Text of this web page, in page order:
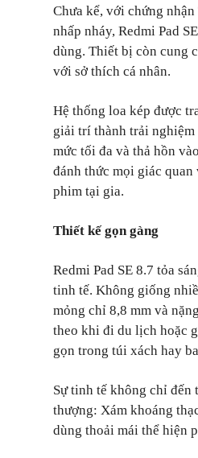
Chưa kể, với chứng
nhấp nháy, Redmi Pad
dùng. Thiết bị còn cung
với sở thích cá nhân.
Hệ thống loa kép được
giải trí thành trải nghiệm
mức tối đa và thả hồn
đánh thức mọi giác
phim tại gia.
Thiết kế gọn gàng
Redmi Pad SE 8.7 tỏa
tinh tế. Không giống
mỏng chỉ 8,8 mm và
theo khi đi du lịch hoặc
gọn trong túi xách hay
Sự tinh tế không chỉ đến
thượng: Xám khoáng
dùng thoải mái thể hiện